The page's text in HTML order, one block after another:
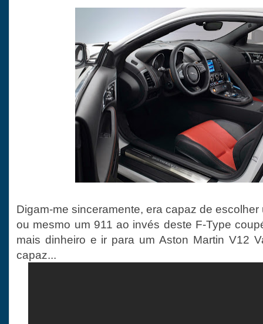
Digam-me sinceramente, era capaz de
ou mesmo um 911 ao invés deste F-Type
mais dinheiro e ir para um Aston Martin V12
capaz...